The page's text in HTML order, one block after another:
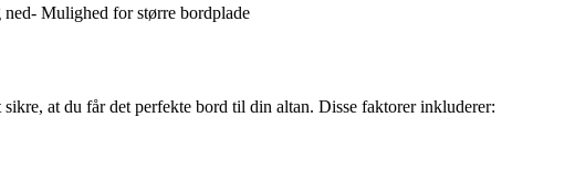
Mulighed for større bordplade
at du får det perfekte bord til din altan. Disse faktorer inkluderer: